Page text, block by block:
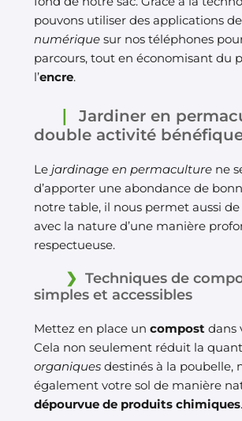
pouvons utiliser des applications de
numérique sur nos téléphones
parcours, tout en économisant du
l’encre.
Jardiner en
double activité
Le jardinage en permaculture ne
d’apporter une abondance de
notre table, il nous permet aussi
avec la nature d’une manière
respectueuse.
Techniques de
simples et accessibles
Mettez en place un compost dans
Cela non seulement réduit la
organiques destinés à la poubelle,
également votre sol de manière
dépourvue de produits chimiques.